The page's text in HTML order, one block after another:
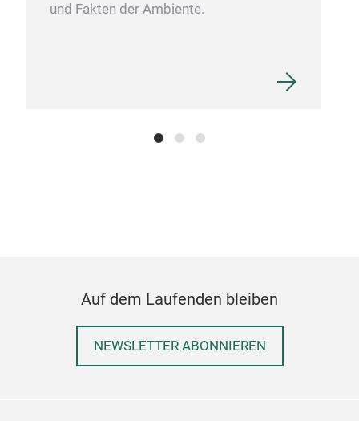
und Fakten der Ambiente.
Auf dem Laufenden bleiben
NEWSLETTER ABONNIEREN